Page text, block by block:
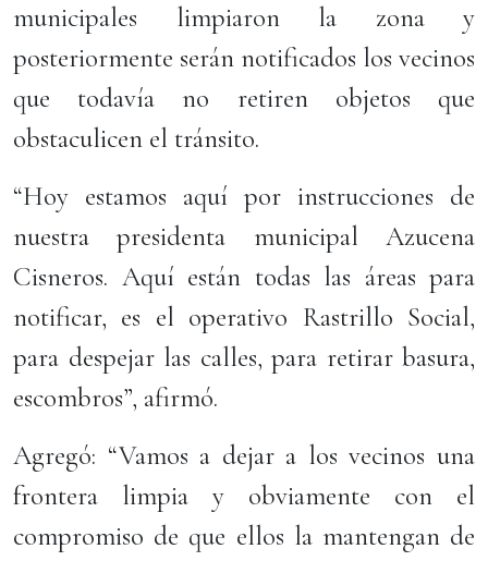
municipales limpiaron la zona y
posteriormente serán notificados los vecinos
que todavía no retiren objetos que
obstaculicen el tránsito.
“Hoy estamos aquí por instrucciones de
nuestra presidenta municipal Azucena
Cisneros. Aquí están todas las áreas para
notificar, es el operativo Rastrillo Social,
para despejar las calles, para retirar basura,
escombros”, afirmó.
Agregó: “Vamos a dejar a los vecinos una
frontera limpia y obviamente con el
compromiso de que ellos la mantengan de